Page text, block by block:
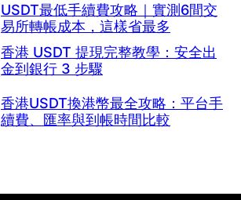
USDT最低手續費攻略｜實測6間交
易所轉帳成本，這樣省最多
香港 USDT 提現完整教學：安全出
金到銀行 3 步驟
香港USDT換港幣最全攻略：平台手
續費、匯率與到帳時間比較